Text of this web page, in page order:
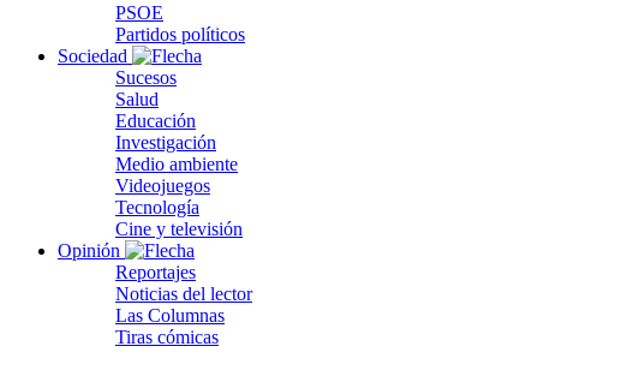
PSOE
Partidos políticos
Sociedad
Sucesos
Salud
Educación
Investigación
Medio ambiente
Videojuegos
Tecnología
Cine y televisión
Opinión
Reportajes
Noticias del lector
Las Columnas
Tiras cómicas